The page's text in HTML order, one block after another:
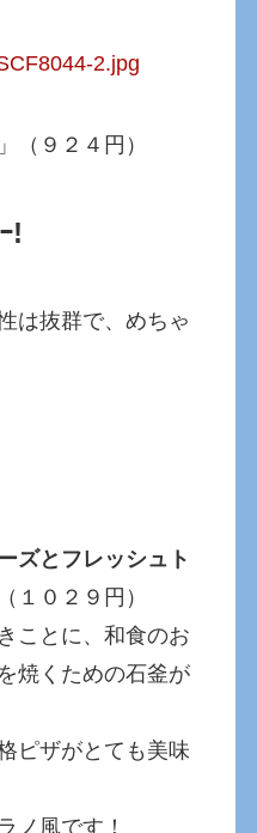
」（９２４円）
!
は抜群で、めちゃ
ズとフレッシュト
１０２９円）
ことに、和食のお
焼くための石釜が
ピザがとても美味
ノ風です！